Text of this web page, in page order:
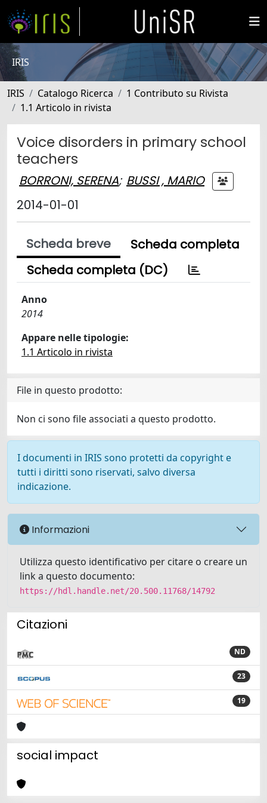
IRIS
IRIS Catalogo Ricerca
1 Contributo su Rivista
1.1 Articolo in rivista
Voice disorders in primary school
teachers
BORRONI, SERENA; BUSSI , MARIO
2014-01-01
Scheda breve
Scheda completa
Scheda completa (DC)
Anno
2014
Appare nelle tipologie:
1.1 Articolo in rivista
File in questo prodotto:
Non ci sono file associati a questo prodotto.
I documenti in IRIS sono protetti da copyright e
tutti i diritti sono riservati, salvo diversa
indicazione.
Informazioni
Utilizza questo identificativo per citare o creare un
link a questo documento:
https://hdl.handle.net/20.500.11768/14792
Citazioni
ND
23
19
social impact